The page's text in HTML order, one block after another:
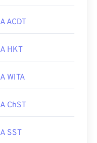
ACDT
HKT
WITA
ChST
SST